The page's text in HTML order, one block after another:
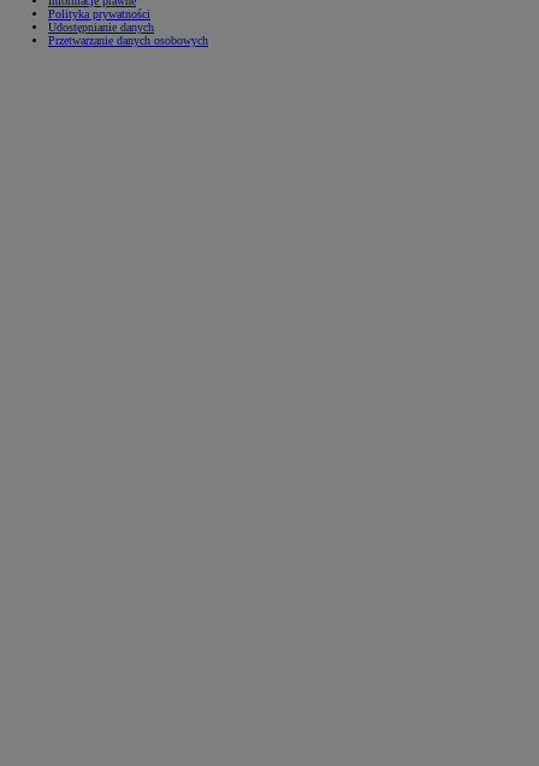
Polityka prywatności
Udostępnianie danych
Przetwarzanie danych osobowych